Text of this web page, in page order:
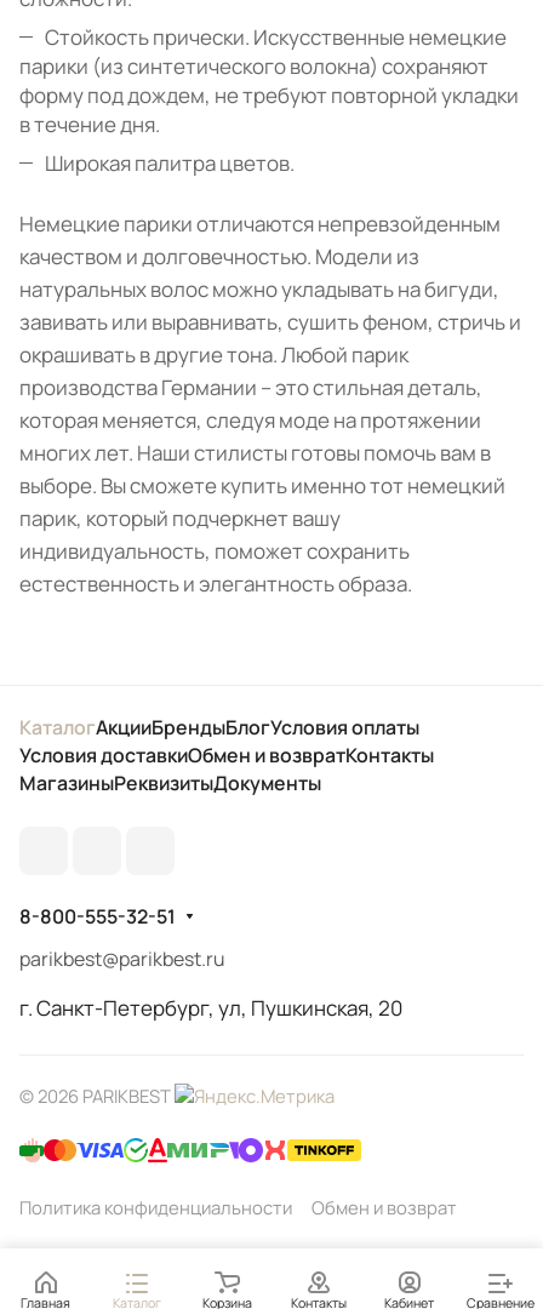
Стойкость прически. Искусственные немецкие
парики (из синтетического волокна) сохраняют
форму под дождем, не требуют повторной укладки
в течение дня.
Широкая палитра цветов.
Немецкие парики отличаются непревзойденным
качеством и долговечностью. Модели из
натуральных волос можно укладывать на бигуди,
завивать или выравнивать, сушить феном, стричь и
окрашивать в другие тона. Любой парик
производства Германии – это стильная деталь,
которая меняется, следуя моде на протяжении
многих лет. Наши стилисты готовы помочь вам в
выборе. Вы сможете купить именно тот немецкий
парик, который подчеркнет вашу
индивидуальность, поможет сохранить
естественность и элегантность образа.
КаталогАкцииБрендыБлогУсловия оплаты
Условия доставкиОбмен и возвратКонтакты
МагазиныРеквизитыДокументы
8-800-555-32-51
parikbest@parikbest.ru
г. Санкт-Петербург, ул, Пушкинская, 20
© 2026 PARIKBEST
Политика конфиденциальности Обмен и возврат
Главная Каталог Корзина Контакты Кабинет Сравнение